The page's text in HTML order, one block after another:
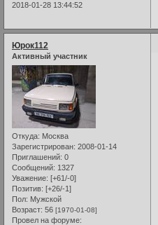
2018-01-28 13:44:52
Юрок112
Активный участник
Откуда: Москва
Зарегистрирован: 2008-01-14
Приглашений: 0
Сообщений: 1327
Уважение: [+61/-0]
Позитив: [+26/-1]
Пол: Мужской
Возраст: 56 [1970-01-08]
Провел на форуме: